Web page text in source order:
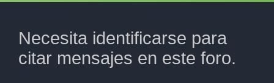
Necesita identificarse para
citar mensajes en este foro.